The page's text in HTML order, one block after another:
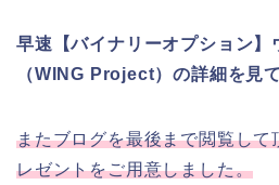
早速【バイナリーオプション】
（WING Project）の詳細を見
またブログを最後まで閲覧して
レゼントをご用意しました。